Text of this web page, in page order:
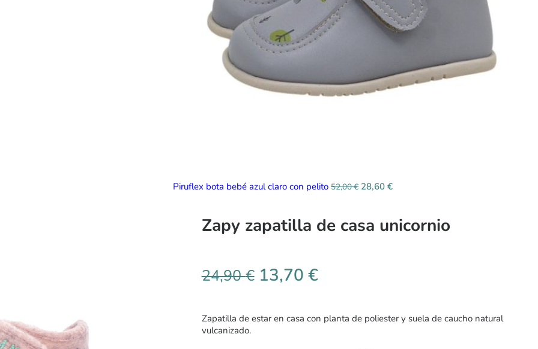
Piruflex bota bebé azul claro con pelito 52,00€ 28,60 €
Zapy zapatilla de casa unicornio
24,90€ 13,70 €
Zapatilla de estar en casa con planta de poliester y suela de caucho natural
vulcanizado.